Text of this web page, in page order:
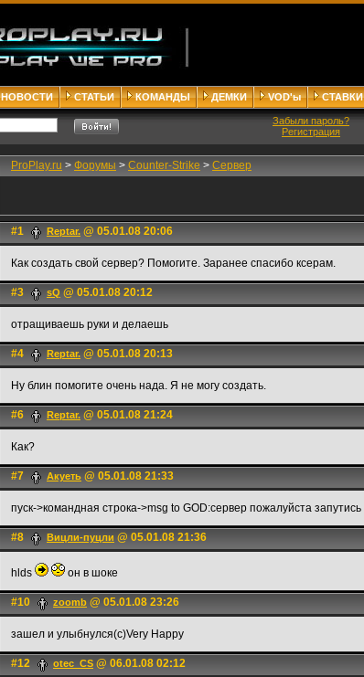
НОВОСТИ СТАТЬИ КОМАНДЫ ДЕМКИ VOD'ы СТАВКИ
Забыли пароль?
Регистрация
ProPlay.ru > Форумы > Counter-Strike > Сервер
#1 Reptar. @ 05.01.08 20:06
Как создать свой сервер? Помогите. Заранее спасибо ксерам.
#3 sQ @ 05.01.08 20:12
отращиваешь руки и делаешь
#4 Reptar. @ 05.01.08 20:13
Ну блин помогите очень нада. Я не могу создать.
#6 Reptar. @ 05.01.08 21:24
Как?
#7 Акуеть @ 05.01.08 21:33
пуск->командная строка->msg to GOD:сервер пожалуйста запутись
#8 Вицли-пуцли @ 05.01.08 21:36
hlds он в шоке
#10 zoomb @ 05.01.08 23:26
зашел и улыбнулся(с)Very Happy
#12 otec_CS @ 06.01.08 02:12